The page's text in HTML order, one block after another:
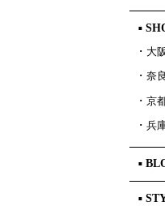
■
･ 大
･ 奈
･ 京
･ 兵
■
■